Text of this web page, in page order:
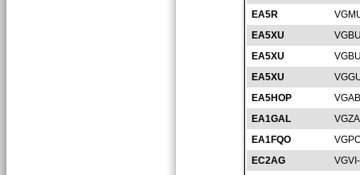
EA5R
EA5XU
EA5XU
EA5XU
EA5HOP
EA1GAL
EA1FQO
EC2AG